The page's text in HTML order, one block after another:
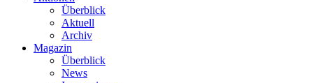
Überblick
Aktuell
Archiv
Magazin
Überblick
News